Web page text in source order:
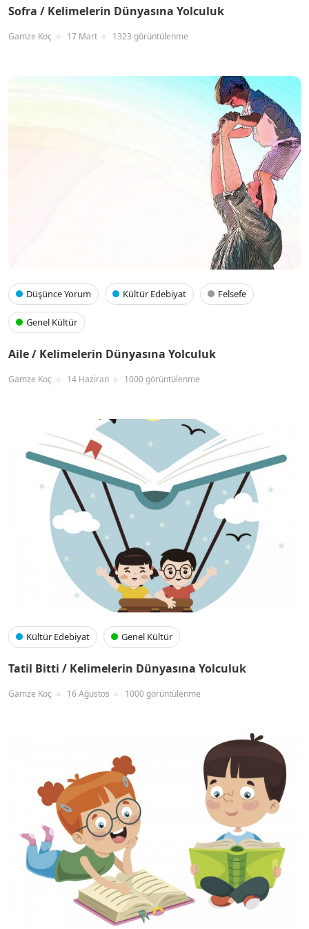
Sofra / Kelimelerin Dünyasına Yolculuk
Gamze Koç 17 Mart 1323 görüntülenme
Düşünce Yorum Kültür Edebiyat Felsefe
Genel Kültür
Aile / Kelimelerin Dünyasına Yolculuk
Gamze Koç 14 Haziran 1000 görüntülenme
Kültür Edebiyat Genel Kültür
Tatil Bitti / Kelimelerin Dünyasına Yolculuk
Gamze Koç 16 Ağustos 1000 görüntülenme